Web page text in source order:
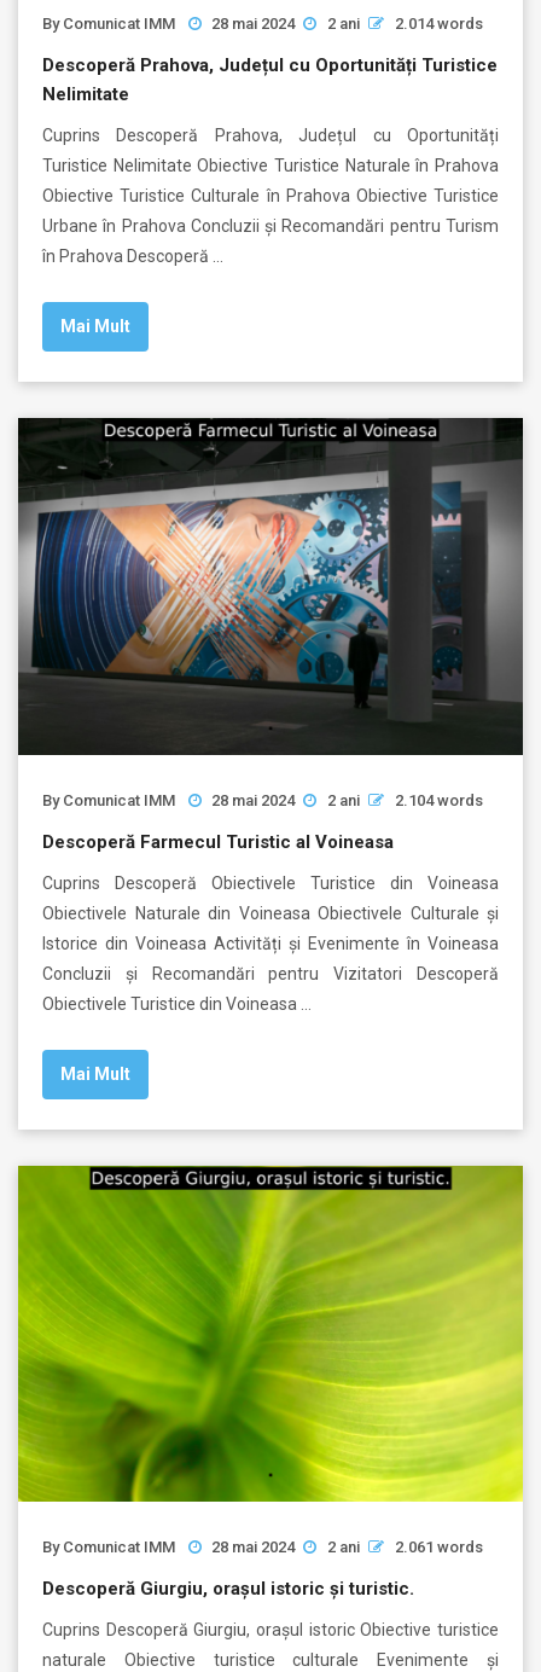
By Comunicat IMM 28 mai 2024 2 ani 2.014 words
Descoperă Prahova, Județul cu Oportunități Turistice
Nelimitate
Cuprins Descoperă Prahova, Județul cu Oportunități
Turistice Nelimitate Obiective Turistice Naturale în Prahova
Obiective Turistice Culturale în Prahova Obiective Turistice
Urbane în Prahova Concluzii și Recomandări pentru Turism
în Prahova Descoperă …
Mai Mult
By Comunicat IMM 28 mai 2024 2 ani 2.104 words
Descoperă Farmecul Turistic al Voineasa
Cuprins Descoperă Obiectivele Turistice din Voineasa
Obiectivele Naturale din Voineasa Obiectivele Culturale și
Istorice din Voineasa Activități și Evenimente în Voineasa
Concluzii și Recomandări pentru Vizitatori Descoperă
Obiectivele Turistice din Voineasa …
Mai Mult
By Comunicat IMM 28 mai 2024 2 ani 2.061 words
Descoperă Giurgiu, orașul istoric și turistic.
Cuprins Descoperă Giurgiu, orașul istoric Obiective turistice
naturale Obiective turistice culturale Evenimente și